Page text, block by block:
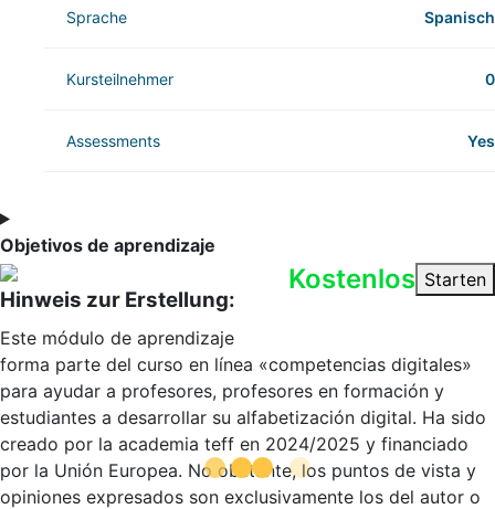
Sprache Spanisch
Kursteilnehmer 0
Assessments Yes
Objetivos de aprendizaje
Kostenlos Starten
Hinweis zur Erstellung:
Este módulo de aprendizaje
forma parte del curso en línea «competencias digitales»
para ayudar a profesores, profesores en formación y
estudiantes a desarrollar su alfabetización digital. Ha sido
creado por la academia teff en 2024/2025 y financiado
por la Unión Europea. No obstante, los puntos de vista y
opiniones expresados son exclusivamente los del autor o